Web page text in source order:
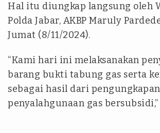
Hal itu diungkap langsung oleh
Polda Jabar, AKBP Maruly
Jumat (8/11/2024).
“Kami hari ini melaksanakan
barang bukti tabung gas serta
sebagai hasil dari
penyalahgunaan gas